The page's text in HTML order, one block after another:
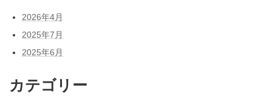
2026年4月
2025年7月
2025年6月
カテゴリー